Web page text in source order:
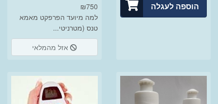
הוספה לעגלה ₪750
למה מיועד הפרפקט מאמא
טנס (מטרניטי...
אזל מהמלאי